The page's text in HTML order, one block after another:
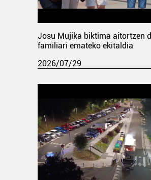
Josu Mujika biktima aitortzen
familiari emateko ekitaldia
2026/07/29